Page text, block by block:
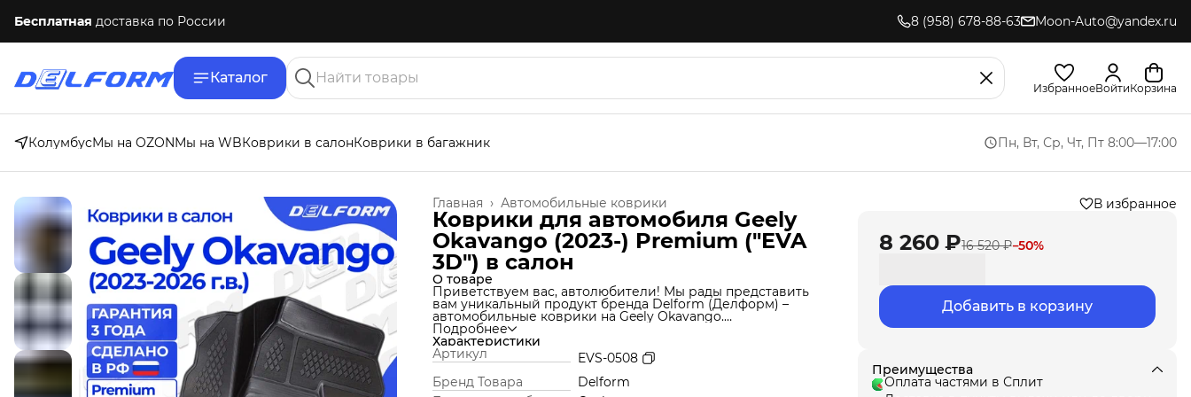
Бесплатная доставка по России 8 (958) 678-88-63 Moon-Auto@yandex.ru
Каталог
ИзбранноеВойтиКорзина
КолумбусМы на OZONМы на WBКоврики в салонКоврики в багажник Пн, Вт, Ср, Чт, Пт 8:00—17:00
Автомобильные коврики
Главная ›
Коврики для автомобиля Geely
Okavango (2023-) Premium ("EVA
3D") в cалон
О товаре
Приветствуем вас, автолюбители! Мы рады представить
вам уникальный продукт бренда Delform (Делформ) –
автомобильные коврики на Geely Okavango.
Мы используем уникальную технологию производства,
которая позволяет нам создавать коврики из материала
термоэластопласт (ТЭП), который идеально подходит под
Ваш автомобиль и обеспечивает надежную защиту от
грязи и влаги. Но это еще не все! Продукт Delform
включают в себя функции обычных ковров вместе с
Подробнее
Характеристики
Артикул
EVS-0508
Бренд Товара
Delform
В избранное
8 260 ₽16 520 ₽−50%
Добавить в корзину
Преимущества
Оплата частями в Сплит